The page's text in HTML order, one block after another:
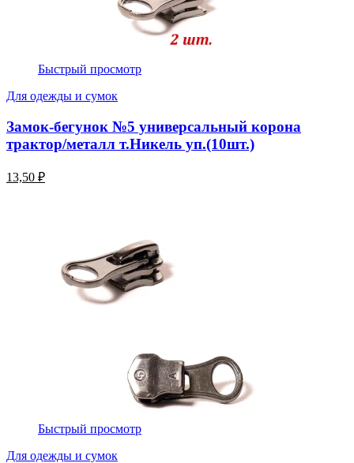
Быстрый просмотр
Для одежды и сумок
Замок-бегунок №5 универсальный корона
трактор/металл т.Никель уп.(10шт.)
13,50 ₽
Быстрый просмотр
Для одежды и сумок